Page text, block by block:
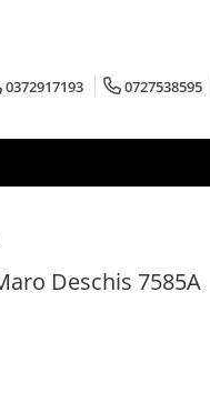
0372917193 0727538595
Deschis 7585A